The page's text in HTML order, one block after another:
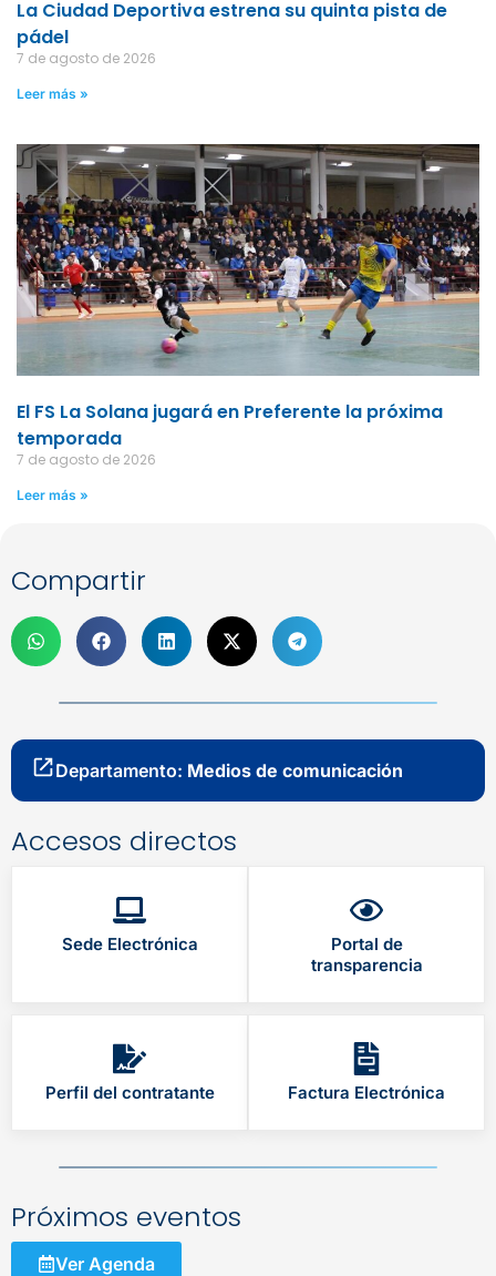
La Ciudad Deportiva estrena su quinta pista de
pádel
7 de agosto de 2026
Leer más »
El FS La Solana jugará en Preferente la próxima
temporada
7 de agosto de 2026
Leer más »
Compartir
Departamento: Medios de comunicación
Accesos directos
Sede Electrónica
Portal de
transparencia
Perfil del contratante Factura Electrónica
Próximos eventos
Ver Agenda